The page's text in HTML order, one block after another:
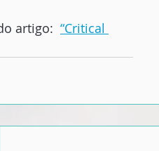
artigo: “Critical